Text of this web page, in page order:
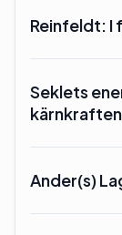
Reinfeldt: I
Seklets
kärnkraften
Ander(s)